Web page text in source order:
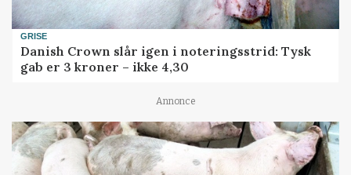
GRISE
Danish Crown slår igen i noteringsstrid: Tysk
gab er 3 kroner – ikke 4,30
Annonce